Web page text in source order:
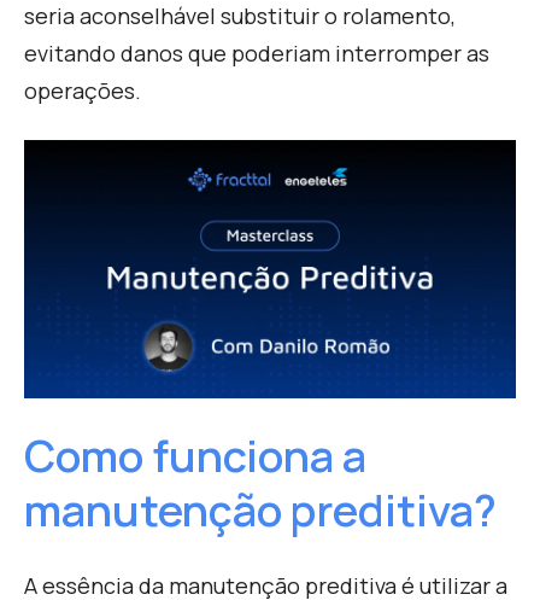
seria aconselhável substituir o rolamento,
evitando danos que poderiam interromper as
operações.
Como funciona a
manutenção preditiva?
A essência da manutenção preditiva é utilizar a